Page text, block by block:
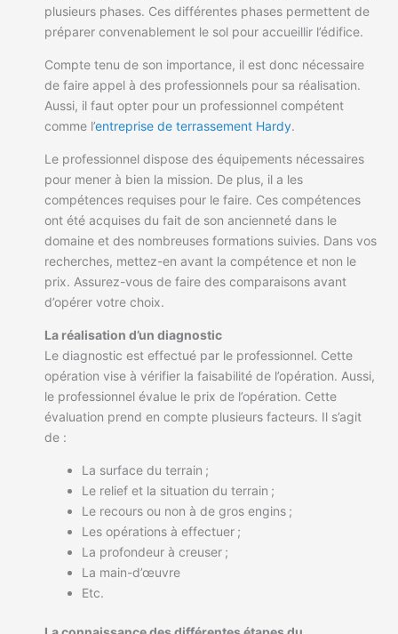
plusieurs phases. Ces différentes phases permettent de
préparer convenablement le sol pour accueillir l’édifice.
Compte tenu de son importance, il est donc nécessaire
de faire appel à des professionnels pour sa réalisation.
Aussi, il faut opter pour un professionnel compétent
comme l’entreprise de terrassement Hardy.
Le professionnel dispose des équipements nécessaires
pour mener à bien la mission. De plus, il a les
compétences requises pour le faire. Ces compétences
ont été acquises du fait de son ancienneté dans le
domaine et des nombreuses formations suivies. Dans vos
recherches, mettez-en avant la compétence et non le
prix. Assurez-vous de faire des comparaisons avant
d’opérer votre choix.
La réalisation d’un diagnostic
Le diagnostic est effectué par le professionnel. Cette
opération vise à vérifier la faisabilité de l’opération. Aussi,
le professionnel évalue le prix de l’opération. Cette
évaluation prend en compte plusieurs facteurs. Il s’agit
de :
La surface du terrain ;
Le relief et la situation du terrain ;
Le recours ou non à de gros engins ;
Les opérations à effectuer ;
La profondeur à creuser ;
La main-d’œuvre
Etc.